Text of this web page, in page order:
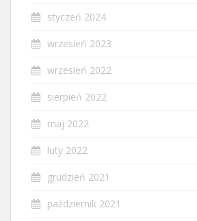
styczeń 2024
wrzesień 2023
wrzesień 2022
sierpień 2022
maj 2022
luty 2022
grudzień 2021
październik 2021